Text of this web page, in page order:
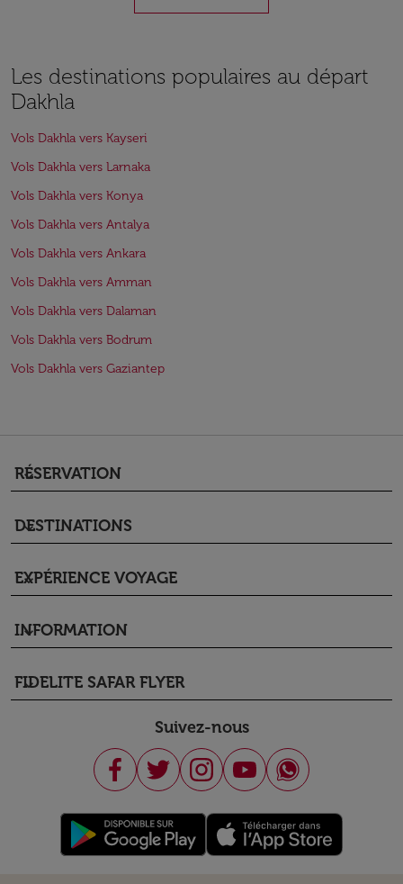
Les destinations populaires au départ
Dakhla
Vols Dakhla vers Kayseri
Vols Dakhla vers Larnaka
Vols Dakhla vers Konya
Vols Dakhla vers Antalya
Vols Dakhla vers Ankara
Vols Dakhla vers Amman
Vols Dakhla vers Dalaman
Vols Dakhla vers Bodrum
Vols Dakhla vers Gaziantep
RÉSERVATION
keyboard_arrow_down
DESTINATIONS
keyboard_arrow_down
EXPÉRIENCE VOYAGE
keyboard_arrow_down
INFORMATION
keyboard_arrow_down
FIDELITE SAFAR FLYER
keyboard_arrow_down
Suivez-nous